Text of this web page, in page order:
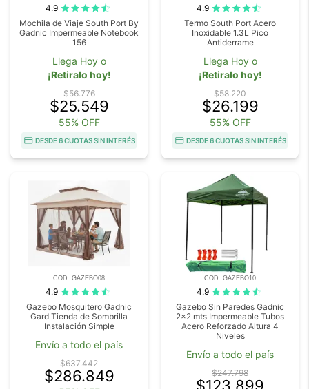
4.9
Mochila de Viaje South Port By
Gadnic Impermeable Notebook
156
Llega Hoy o
¡Retiralo hoy!
$56.776
$25.549
55% OFF
DESDE 6 CUOTAS SIN INTERÉS
4.9
Termo South Port Acero
Inoxidable 1.3L Pico
Antiderrame
Llega Hoy o
¡Retiralo hoy!
$58.220
$26.199
55% OFF
DESDE 6 CUOTAS SIN INTERÉS
COD. GAZEBO08
4.9
Gazebo Mosquitero Gadnic
Gard Tienda de Sombrilla
Instalación Simple
Envío a todo el país
$637.442
$286.849
COD. GAZEBO10
4.9
Gazebo Sin Paredes Gadnic
2x2 mts Impermeable Tubos
Acero Reforzado Altura 4
Niveles
Envío a todo el país
$247.798